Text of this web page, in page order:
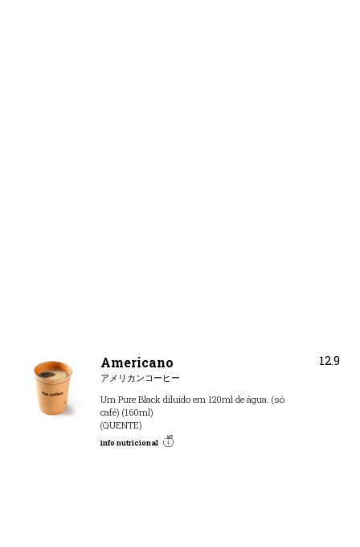
Americano
アメリカンコーヒー
Um Pure Black diluído em 120ml de água. (só
café) (160ml)
(QUENTE)
info nutricional
12.9